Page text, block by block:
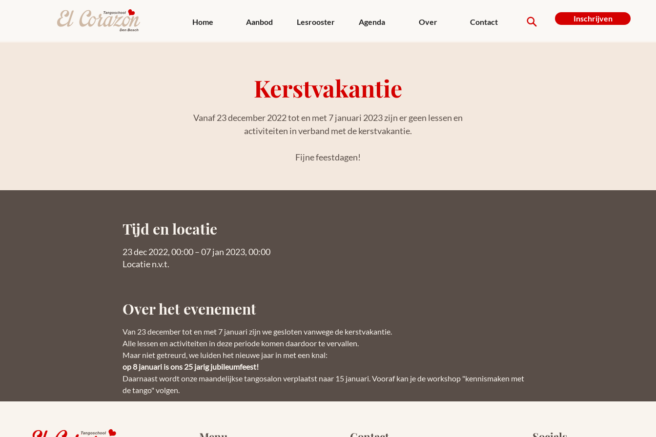
Home Aanbod Lesrooster Agenda Over Contact Inschrijven
Kerstvakantie
Vanaf 23 december 2022 tot en met 7 januari 2023 zijn er geen lessen en
activiteiten in verband met de kerstvakantie.
Fijne feestdagen!
Tijd en locatie
23 dec 2022, 00:00 – 07 jan 2023, 00:00
Locatie n.v.t.
Over het evenement
Van 23 december tot en met 7 januari zijn we gesloten vanwege de kerstvakantie.
Alle lessen en activiteiten in deze periode komen daardoor te vervallen.
Maar niet getreurd, we luiden het nieuwe jaar in met een knal:
op 8 januari is ons 25 jarig jubileumfeest!
Daarnaast wordt onze maandelijkse tangosalon verplaatst naar 15 januari. Vooraf kan je de workshop "kennismaken met
de tango" volgen.